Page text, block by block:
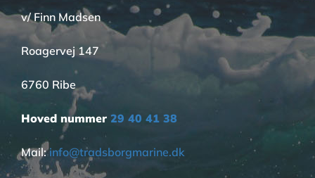
v/ Finn Madsen
Roagervej 147
6760 Ribe
Hoved nummer 29 40 41 38
Mail:info@tradsborgmarine.dk